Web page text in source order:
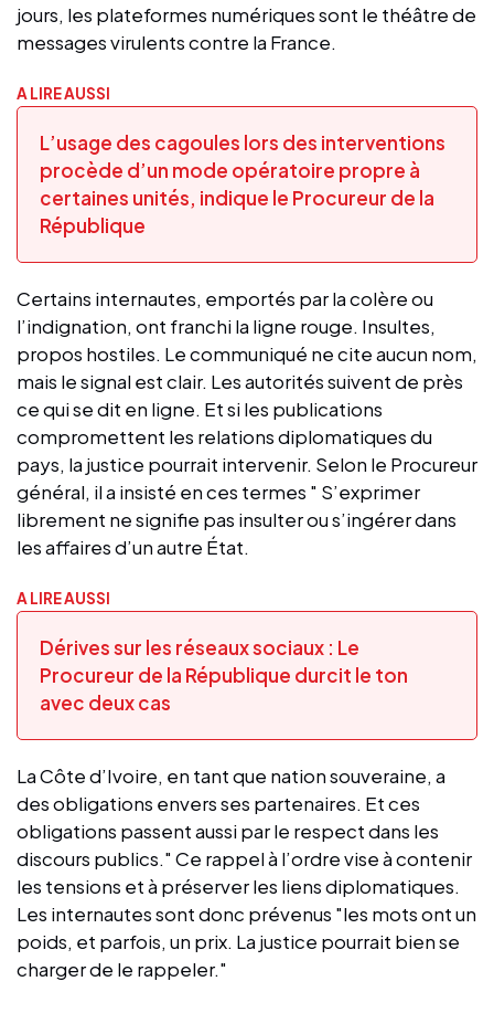
jours, les plateformes numériques sont le théâtre de
messages virulents contre la France.
A LIRE AUSSI
L’usage des cagoules lors des interventions
procède d’un mode opératoire propre à
certaines unités, indique le Procureur de la
République
Certains internautes, emportés par la colère ou
l’indignation, ont franchi la ligne rouge. Insultes,
propos hostiles. Le communiqué ne cite aucun nom,
mais le signal est clair. Les autorités suivent de près
ce qui se dit en ligne. Et si les publications
compromettent les relations diplomatiques du
pays, la justice pourrait intervenir. Selon le Procureur
général, il a insisté en ces termes " S’exprimer
librement ne signifie pas insulter ou s’ingérer dans
les affaires d’un autre État.
A LIRE AUSSI
Dérives sur les réseaux sociaux : Le
Procureur de la République durcit le ton
avec deux cas
La Côte d’Ivoire, en tant que nation souveraine, a
des obligations envers ses partenaires. Et ces
obligations passent aussi par le respect dans les
discours publics." Ce rappel à l’ordre vise à contenir
les tensions et à préserver les liens diplomatiques.
Les internautes sont donc prévenus "les mots ont un
poids, et parfois, un prix. La justice pourrait bien se
charger de le rappeler."